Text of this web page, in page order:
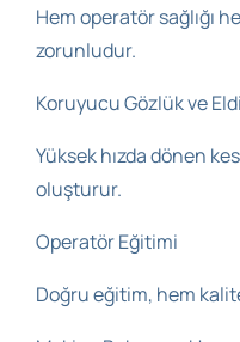
Hem operatör sağlığı
zorunludur.
Koruyucu Gözlük ve
Yüksek hızda dönen
oluşturur.
Operatör Eğitimi
Doğru eğitim, hem